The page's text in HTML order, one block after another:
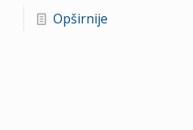
Opširnije